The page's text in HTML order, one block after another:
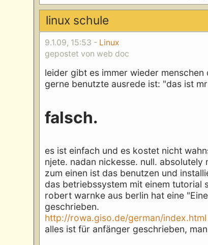
linux schule
9.1.09, 15:53 - Linux
gepostet von web doc
leider gibt es immer wieder
gerne benutzte ausrede ist: "das ist
falsch.
es ist einfach und es kostet nicht
njete. nadan nickesse. null. absolutely
zum einen ist das benutzen und
das betriebssystem mit einem tutorial
robert warnke aus berlin hat eine
geschrieben.
http://rowa.giso.de/german/index.html
alles ist für anfänger geschrieben,